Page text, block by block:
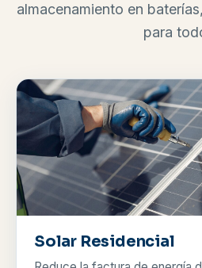
almacenamiento en
para
Solar Residencial